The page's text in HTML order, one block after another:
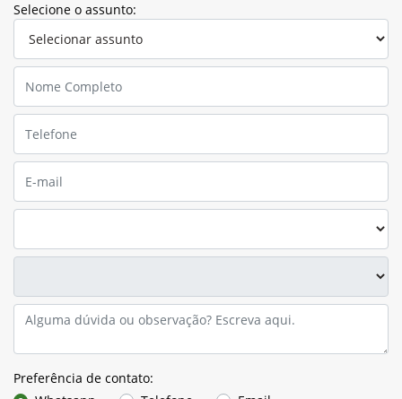
Selecione o assunto:
Preferência de contato: